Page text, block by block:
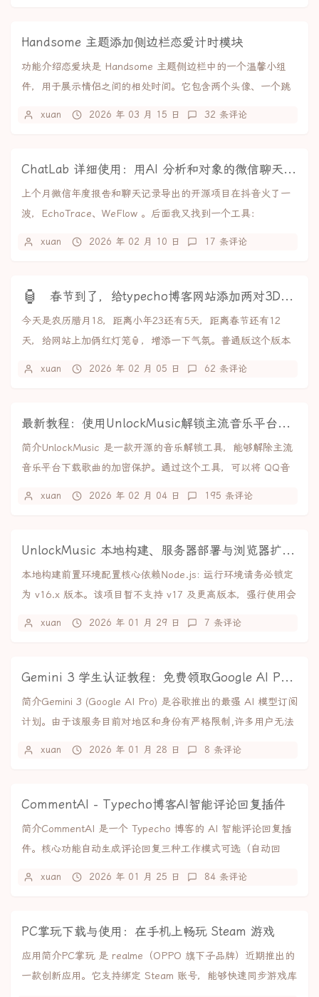
Handsome 主题添加侧边栏恋爱计时模块
功能介绍恋爱块是 Handsome 主题侧边栏中的一个温馨小组
件，用于展示情侣之间的相处时间。它包含两个头像、一个跳
xuan 2026 年 03 月 15 日 32 条评论
ChatLab 详细使用：用AI 分析和对象的微信聊天记录
上个月微信年度报告和聊天记录导出的开源项目在抖音火了一
波，EchoTrace、WeFlow 。后面我又找到一个工具：
xuan 2026 年 02 月 10 日 17 条评论
🏮 春节到了，给typecho博客网站添加两对3D红灯笼
今天是农历腊月18，距离小年23还有5天，距离春节还有12
天，给网站上加俩红灯笼🏮，增添一下气氛。普通版这个版本
xuan 2026 年 02 月 05 日 62 条评论
最新教程：使用UnlockMusic解锁主流音乐平台VIP歌曲的加密保护
简介UnlockMusic 是一款开源的音乐解锁工具，能够解除主流
音乐平台下载歌曲的加密保护。通过这个工具，可以将 QQ音
xuan 2026 年 02 月 04 日 195 条评论
UnlockMusic 本地构建、服务器部署与浏览器扩展制作教程
本地构建前置环境配置核心依赖Node.js: 运行环境请务必锁定
为 v16.x 版本。该项目暂不支持 v17 及更高版本，强行使用会
xuan 2026 年 01 月 29 日 7 条评论
Gemini 3 学生认证教程：免费领取Google AI Pro全部福利
简介Gemini 3 (Google AI Pro) 是谷歌推出的最强 AI 模型订阅
计划。由于该服务目前对地区和身份有严格限制,许多用户无法
xuan 2026 年 01 月 28 日 8 条评论
CommentAI - Typecho博客AI智能评论回复插件
简介CommentAI 是一个 Typecho 博客的 AI 智能评论回复插
件。核心功能自动生成评论回复三种工作模式可选（自动回
xuan 2026 年 01 月 25 日 84 条评论
PC掌玩下载与使用：在手机上畅玩 Steam 游戏
应用简介PC掌玩 是 realme（OPPO 旗下子品牌）近期推出的
一款创新应用。它支持绑定 Steam 账号，能够快速同步游戏库